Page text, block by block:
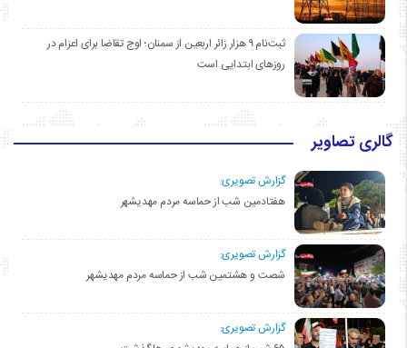
ثبت‌نام ۹ هزار زائر اربعین از سمنان؛ اوج تقاضا برای اعزام در
روزهای ابتدایی است
گالری تصاویر
گزارش تصویری:
هفتادمین شب از حماسه مردم مهدیشهر
گزارش تصویری:
شصت و هشتمین شب از حماسه مردم مهدیشهر
گزارش تصویری: